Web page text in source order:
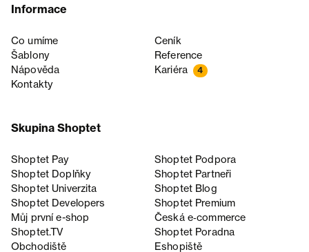
Informace
Co umíme
Ceník
Šablony
Reference
Nápověda
Kariéra 4
Kontakty
Skupina Shoptet
Shoptet Pay
Shoptet Podpora
Shoptet Doplňky
Shoptet Partneři
Shoptet Univerzita
Shoptet Blog
Shoptet Developers
Shoptet Premium
Můj první e-shop
Česká e‑commerce
Shoptet.TV
Shoptet Poradna
Obchodiště
Eshopiště